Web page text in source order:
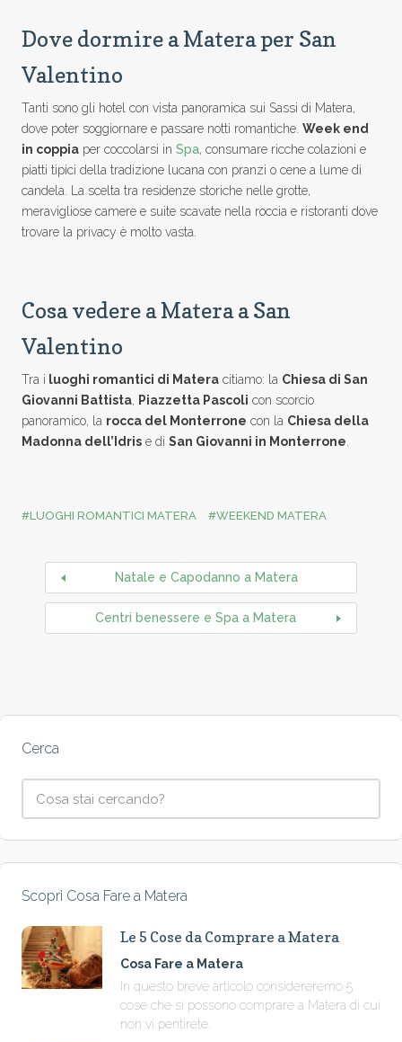
Dove dormire a Matera per San
Valentino
Tanti sono gli hotel con vista panoramica sui Sassi di Matera,
dove poter soggiornare e passare notti romantiche. Week end
in coppia per coccolarsi in Spa , consumare ricche colazioni e
piatti tipici della tradizione lucana con pranzi o cene a lume di
candela. La scelta tra residenze storiche nelle grotte,
meravigliose camere e suite scavate nella roccia e ristoranti dove
trovare la privacy è molto vasta.
Cosa vedere a Matera a San
Valentino
Tra i luoghi romantici di Matera citiamo: la Chiesa di San
Giovanni Battista
Piazzetta Pascoli con scorcio
panoramico, la rocca del Monterrone con la Chiesa della
Madonna dell’Idris e di San Giovanni in Monterrone
LUOGHI ROMANTICI MATERA WEEKEND MATERA
Natale e Capodanno a Matera
Centri benessere e Spa a Matera
Cerca
Scopri Cosa Fare a Matera
Le 5 Cose da Comprare a Matera
Cosa Fare a Matera
In questo breve articolo considereremo 5
cose che si possono comprare a Matera di cui
non vi pentirete.